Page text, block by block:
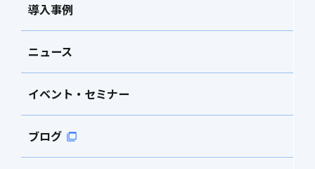
導入事例
ニュース
イベント・セミナー
ブログ